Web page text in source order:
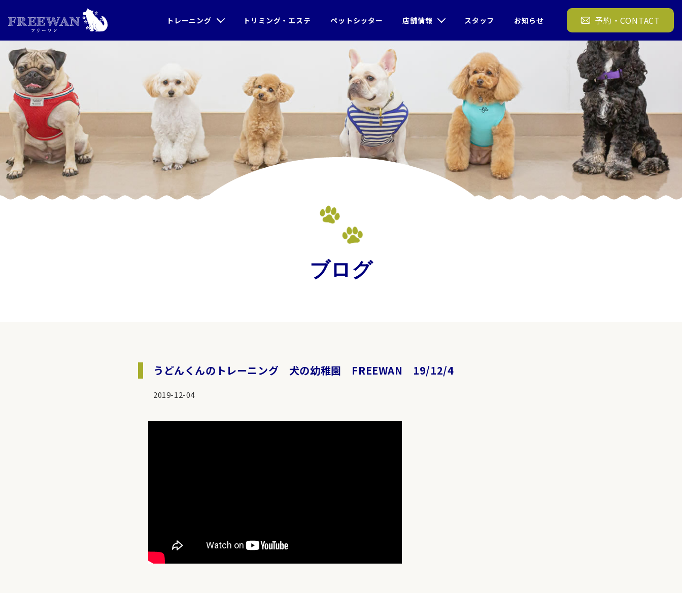
トレーニング トリミング・エステ ペットシッター 店舗情報 スタッフ お知らせ 予約・CONTACT
＞うどんくんのトレーニング 犬の幼稚園 FREEWAN 19/12/4
ブログ
うどんくんのトレーニング 犬の幼稚園 FREEWAN 19/12/4
2019-12-04